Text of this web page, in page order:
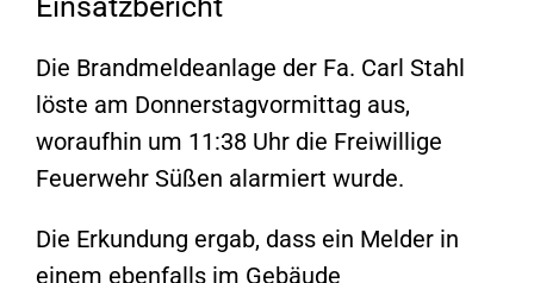
Die Brandmeldeanlage der Fa. Carl Stahl
löste am Donnerstagvormittag aus,
woraufhin um 11:38 Uhr die Freiwillige
Feuerwehr Süßen alarmiert wurde.
Die Erkundung ergab, dass ein Melder in
einem ebenfalls im Gebäude